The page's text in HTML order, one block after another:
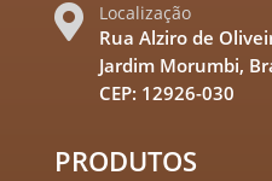
 Localização
Rua Alziro de
Jardim Morumbi,
CEP: 12926-030
PRODUTOS